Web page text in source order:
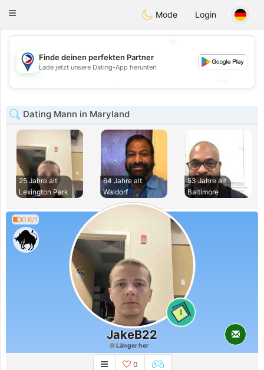
Philippines Chat
Toggle
Mode Login
💖
💕
Finde deinen perfekten Partner
Lade jetzt unsere Dating-App herunter!
Dating Mann in Maryland
25 Jahre alt
Lexington Park
64 Jahre alt
Waldorf
53 Jahre alt
Baltimore
0.6/1
1
JakeB22
Länger her
0